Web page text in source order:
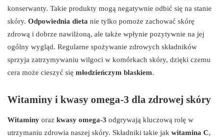
konserwanty. Takie produkty mogą negatywnie odbić się na stanie
skóry. Odpowiednia dieta nie tylko pomoże zachować skórę
zdrową i dobrze nawilżoną, ale także wpłynie pozytywnie na jej
ogólny wygląd. Regularne spożywanie zdrowych składników
sprzyja zatrzymywaniu wilgoci w komórkach skóry, dzięki czemu
cera może cieszyć się młodzieńczym blaskiem.
Witaminy i kwasy omega-3 dla zdrowej skóry
Witaminy oraz kwasy omega-3 odgrywają kluczową rolę w
utrzymaniu zdrowia naszej skóry. Składniki takie jak witamina C,